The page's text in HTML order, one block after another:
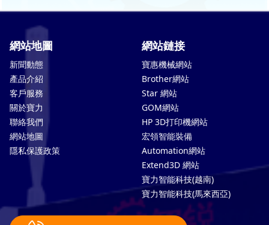
網站地圖
新聞動態
產品介紹
客戶服務
關於寶力
聯絡我們
網站地圖
隱私保護政策
網站鏈接
寶惠機械網站
Brother網站
Star 網站
GOM網站
HP 3D打印機網站
宏領智能裝備
Automation網站
Extend3D 網站
寶力智能科技(越南)
寶力智能科技(馬來西亞)